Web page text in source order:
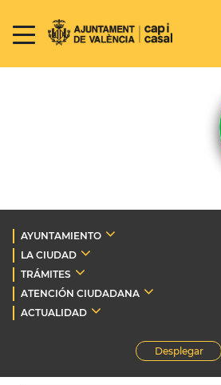
AYUNTAMIENTO
LA CIUDAD
TRÁMITES
ATENCIÓN CIUDADANA
ACTUALIDAD
Desplegar